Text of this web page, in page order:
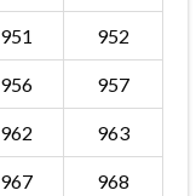
951 952
956 957
962 963
967 968